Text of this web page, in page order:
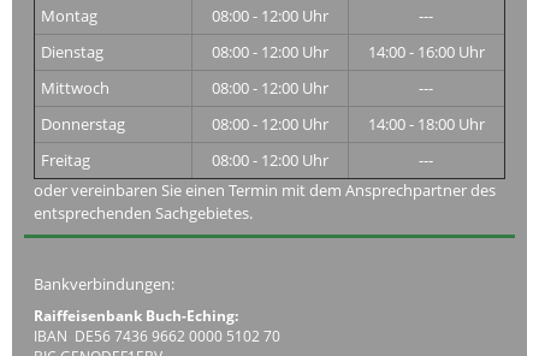
Montag
08:00 - 12:00 Uhr
---
Dienstag
08:00 - 12:00 Uhr
14:00 - 16:00 Uhr
Mittwoch
08:00 - 12:00 Uhr
---
Donnerstag
08:00 - 12:00 Uhr
14:00 - 18:00 Uhr
Freitag
08:00 - 12:00 Uhr
---
oder vereinbaren Sie einen Termin mit dem Ansprechpartner des
entsprechenden Sachgebietes.
Bankverbindungen:
Raiffeisenbank Buch-Eching:
IBAN DE56 7436 9662 0000 5102 70